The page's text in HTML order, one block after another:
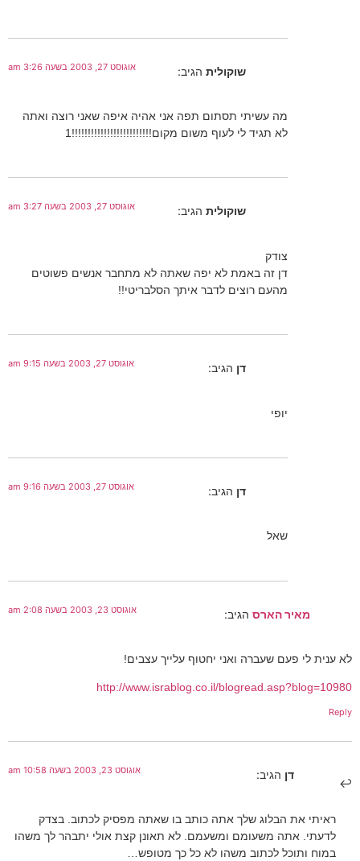
שוקולית הגיב: אוגוסט 27, 2003 בשעה 3:26 am
מה עשיתי תסתום תפה אני אהיה איפה שאני רוצה ואתה
לא תגיד לי לעוף משום מקום!!!!!!!!!!!!!!!!!!!!!!!!!1
שוקולית הגיב: אוגוסט 27, 2003 בשעה 3:27 am
צודק
דן זה באמת לא יפה שאתה לא מתחבר אנשים פשוטים
מהעם רוצים לדבר איתך הסלבריטי!!
דן הגיב: אוגוסט 27, 2003 בשעה 9:15 am
יופי
דן הגיב: אוגוסט 27, 2003 בשעה 9:16 am
שאל
מאיר הארס הגיב: אוגוסט 23, 2003 בשעה 2:08 am
לא ענית לי פעם שעברה ואני יחטוף עלייך עצבים!
http://www.israblog.co.il/blogread.asp?blog=10980
Reply
דן הגיב: אוגוסט 23, 2003 בשעה 10:58 am
ראיתי את הבלוג שלך אתה כותב בו שאתה מפסיק לכתוב. בצדק
לדעתי. אתה משעומם ומשעמם. לא תאונן קצת אולי יתבהר לך משהו
במוח ותוכל לכתוב משהו לא כל כך מטופש…